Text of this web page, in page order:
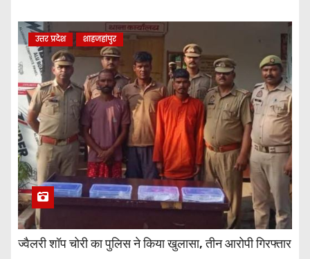
उत्तर प्रदेश शाहजहांपुर
ज्वैलरी शॉप चोरी का पुलिस ने किया खुलासा, तीन आरोपी गिरफ्तार